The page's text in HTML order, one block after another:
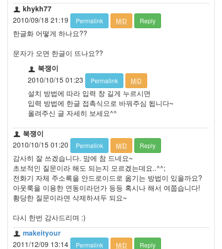
khykh77
2010/09/18 21:19
Permalink M/D Reply
한글화 어떻게 하나요??
문자가 오면 한글이 뜨나요??
북쟁이
2010/10/15 01:23
Permalink M/D
설치 방법에 따라 입력 창 길게 누르시면
입력 방법에 한글 접촉식으로 바꿔주심 됩니다~
올려주신 글 자세히 보세요^^
북쟁이
2010/10/15 01:20
Permalink M/D Reply
감사히 잘 쓰겠습니다. 맘에 참 드네요~
초보적인 질문이라 해도 되는지 모르겠는데요..^^;
전화기 자체 주소록을 안드로이드로 옮기는 방법이 있을까요?
아웃룩을 이용한 연동이라던가 등등 혹시나 해서 여쭙습니다!
황당한 질문이라면 삭제하셔두 되요~
다시 한번 감사드리며 :)
makeityour
2011/12/09 13:14
Permalink M/D Reply